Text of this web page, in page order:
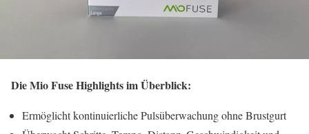
Die Mio Fuse Highlights im Überblick:
Ermöglicht kontinuierliche Pulsüberwachung ohne Brustgurt